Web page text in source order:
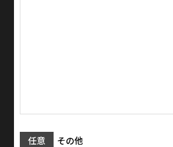
任意 その他